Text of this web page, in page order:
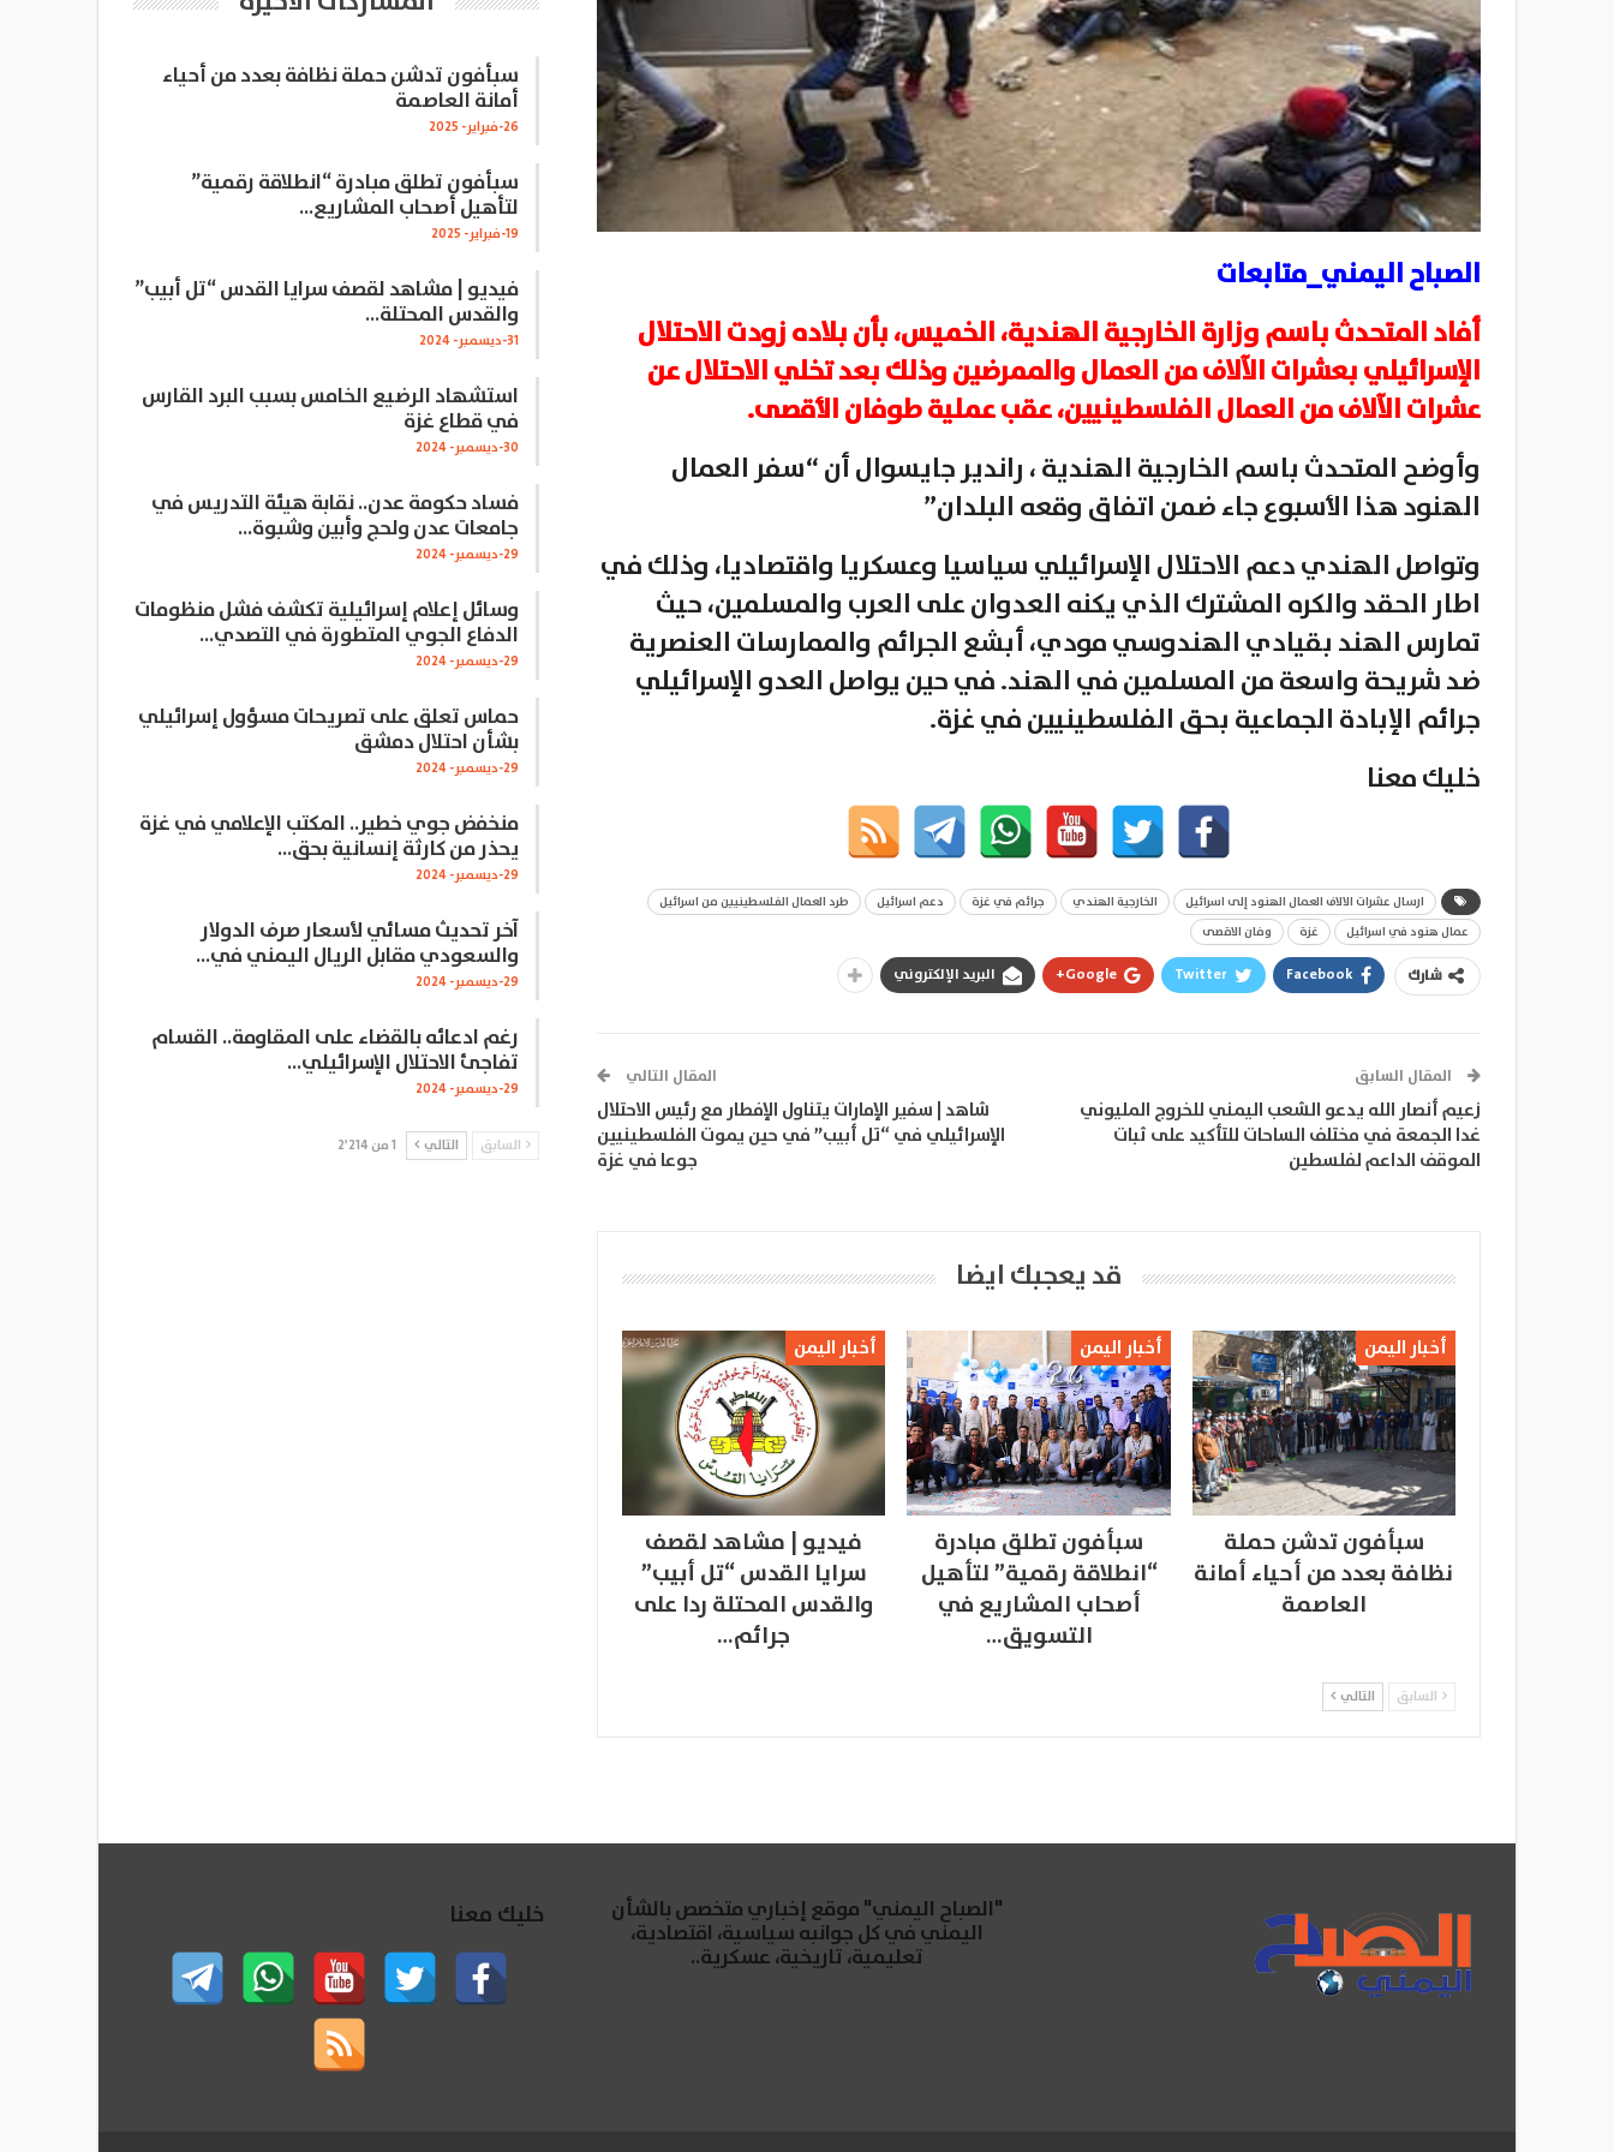
الصباح اليمني_متابعات
أفاد المتحدث باسم وزارة الخارجية الهندية، الخميس، بأن بلاده زودت الاحتلال
الإسرائيلي بعشرات الآلاف من العمال والممرضين وذلك بعد تخلي الاحتلال عن
عشرات الآلاف من العمال الفلسطينيين، عقب عملية طوفان الأقصى.
وأوضح المتحدث باسم الخارجية الهندية ، راندير جايسوال أن “سفر العمال
الهنود هذا الأسبوع جاء ضمن اتفاق وقعه البلدان”
وتواصل الهندي دعم الاحتلال الإسرائيلي سياسيا وعسكريا واقتصاديا، وذلك في
اطار الحقد والكره المشترك الذي يكنه العدوان على العرب والمسلمين، حيث
تمارس الهند بقيادي الهندوسي مودي، أبشع الجرائم والممارسات العنصرية
ضد شريحة واسعة من المسلمين في الهند. في حين يواصل العدو الإسرائيلي
جرائم الإبادة الجماعية بحق الفلسطينيين في غزة.
خليك معنا
ارسال عشرات الالاف العمال الهنود إلى اسرائيل الخارجية الهندي جرائم في غزة دعم اسرائيل
طرد العمال الفلسطينيين من اسرائيل
عمال هنود في اسرائيل
غزة وفان الاقصى
شارك Facebook
Twitter
Google+ البريد الإلكتروني
المقال السابق
زعيم أنصار الله يدعو الشعب اليمني للخروج المليوني
غدا الجمعة في مختلف الساحات للتأكيد على ثبات
الموقف الداعم لفلسطين
المقال التالي
شاهد | سفير الإمارات يتناول الإفطار مع رئيس الاحتلال
الإسرائيلي في “تل أبيب” في حين يموت الفلسطينيين
جوعا في غزة
قد يعجبك ايضا
أخبار اليمن
سبأفون تدشن حملة
نظافة بعدد من أحياء أمانة
العاصمة
أخبار اليمن
سبأفون تطلق مبادرة
“انطلاقة رقمية” لتأهيل
أصحاب المشاريع في
التسويق…
أخبار اليمن
فيديو | مشاهد لقصف
سرايا القدس “تل أبيب”
والقدس المحتلة ردا على
جرائم…
السابق التالي
سبأفون تدشن حملة نظافة بعدد من أحياء
أمانة العاصمة
26-فبراير- 2025
سبأفون تطلق مبادرة “انطلاقة رقمية”
لتأهيل أصحاب المشاريع…
19-فبراير- 2025
فيديو | مشاهد لقصف سرايا القدس “تل أبيب”
والقدس المحتلة…
31-ديسمبر- 2024
استشهاد الرضيع الخامس بسبب البرد القارس
في قطاع غزة
30-ديسمبر- 2024
فساد حكومة عدن.. نقابة هيئة التدريس في
جامعات عدن ولحج وأبين وشبوة…
29-ديسمبر- 2024
وسائل إعلام إسرائيلية تكشف فشل منظومات
الدفاع الجوي المتطورة في التصدي…
29-ديسمبر- 2024
حماس تعلق على تصريحات مسؤول إسرائيلي
بشأن احتلال دمشق
29-ديسمبر- 2024
منخفض جوي خطير.. المكتب الإعلامي في غزة
يحذر من كارثة إنسانية بحق…
29-ديسمبر- 2024
آخر تحديث مسائي لأسعار صرف الدولار
والسعودي مقابل الريال اليمني في…
29-ديسمبر- 2024
رغم ادعائه بالقضاء على المقاومة.. القسام
تفاجئ الاحتلال الإسرائيلي…
29-ديسمبر- 2024
السابق التالي 1 من 2٬214
"الصباح اليمني" موقع إخباري متخصص بالشأن
اليمني في كل جوانبه سياسية، اقتصادية،
تعليمية، تاريخية، عسكرية..
خليك معنا